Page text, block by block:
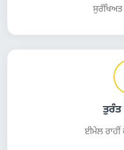
ਸੁਰੱਖਿਅਤ
ਤੁਰੰਤ
ਈਮੇਲ